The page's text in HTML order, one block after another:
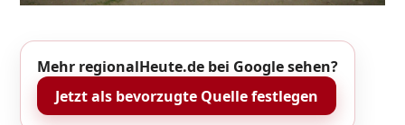
Mehr regionalHeute.de bei Google sehen?
Jetzt als bevorzugte Quelle festlegen